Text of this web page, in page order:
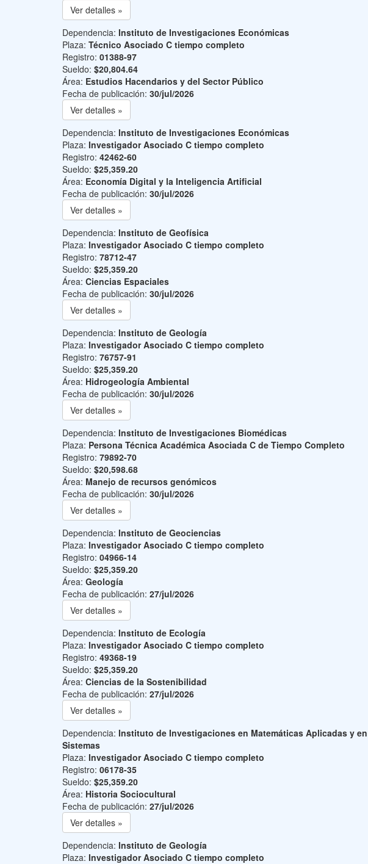
Ver detalles »
Dependencia: Instituto de Investigaciones Económicas
Plaza: Técnico Asociado C tiempo completo
Registro: 01388-97
Sueldo: $20,804.64
Área: Estudios Hacendarios y del Sector Público
Fecha de publicación: 30/jul/2026
Ver detalles »
Dependencia: Instituto de Investigaciones Económicas
Plaza: Investigador Asociado C tiempo completo
Registro: 42462-60
Sueldo: $25,359.20
Área: Economía Digital y la Inteligencia Artificial
Fecha de publicación: 30/jul/2026
Ver detalles »
Dependencia: Instituto de Geofísica
Plaza: Investigador Asociado C tiempo completo
Registro: 78712-47
Sueldo: $25,359.20
Área: Ciencias Espaciales
Fecha de publicación: 30/jul/2026
Ver detalles »
Dependencia: Instituto de Geología
Plaza: Investigador Asociado C tiempo completo
Registro: 76757-91
Sueldo: $25,359.20
Área: Hidrogeología Ambiental
Fecha de publicación: 30/jul/2026
Ver detalles »
Dependencia: Instituto de Investigaciones Biomédicas
Plaza: Persona Técnica Académica Asociada C de Tiempo Completo
Registro: 79892-70
Sueldo: $20,598.68
Área: Manejo de recursos genómicos
Fecha de publicación: 30/jul/2026
Ver detalles »
Dependencia: Instituto de Geociencias
Plaza: Investigador Asociado C tiempo completo
Registro: 04966-14
Sueldo: $25,359.20
Área: Geología
Fecha de publicación: 27/jul/2026
Ver detalles »
Dependencia: Instituto de Ecología
Plaza: Investigador Asociado C tiempo completo
Registro: 49368-19
Sueldo: $25,359.20
Área: Ciencias de la Sostenibilidad
Fecha de publicación: 27/jul/2026
Ver detalles »
Dependencia: Instituto de Investigaciones en Matemáticas Aplicadas y en
Sistemas
Plaza: Investigador Asociado C tiempo completo
Registro: 06178-35
Sueldo: $25,359.20
Área: Historia Sociocultural
Fecha de publicación: 27/jul/2026
Ver detalles »
Dependencia: Instituto de Geología
Plaza: Investigador Asociado C tiempo completo